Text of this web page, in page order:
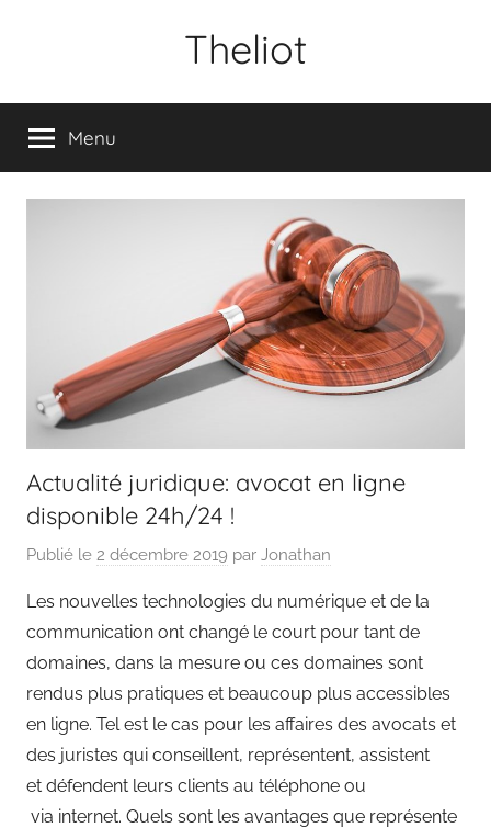
Theliot
Menu
Actualité juridique: avocat en ligne
disponible 24h/24 !
Publié le 2 décembre 2019 par Jonathan
Les nouvelles technologies du numérique et de la
communication ont changé le court pour tant de
domaines, dans la mesure ou ces domaines sont
rendus plus pratiques et beaucoup plus accessibles
en ligne. Tel est le cas pour les affaires des avocats et
des juristes qui conseillent, représentent, assistent
et défendent leurs clients au téléphone ou
via internet. Quels sont les avantages que représente